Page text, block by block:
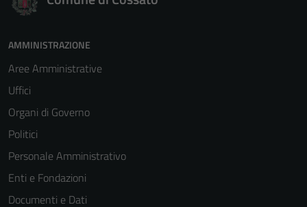
AMMINISTRAZIONE
Aree Amministrative
Uffici
Organi di Governo
Politici
Personale Amministrativo
Enti e Fondazioni
Documenti e Dati